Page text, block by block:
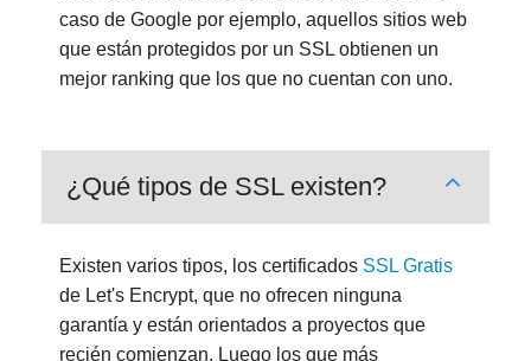
caso de Google por ejemplo, aquellos sitios web
que están protegidos por un SSL obtienen un
mejor ranking que los que no cuentan con uno.
¿Qué tipos de SSL existen?
Existen varios tipos, los certificados SSL Gratis
de Let's Encrypt, que no ofrecen ninguna
garantía y están orientados a proyectos que
recién comienzan. Luego los que más